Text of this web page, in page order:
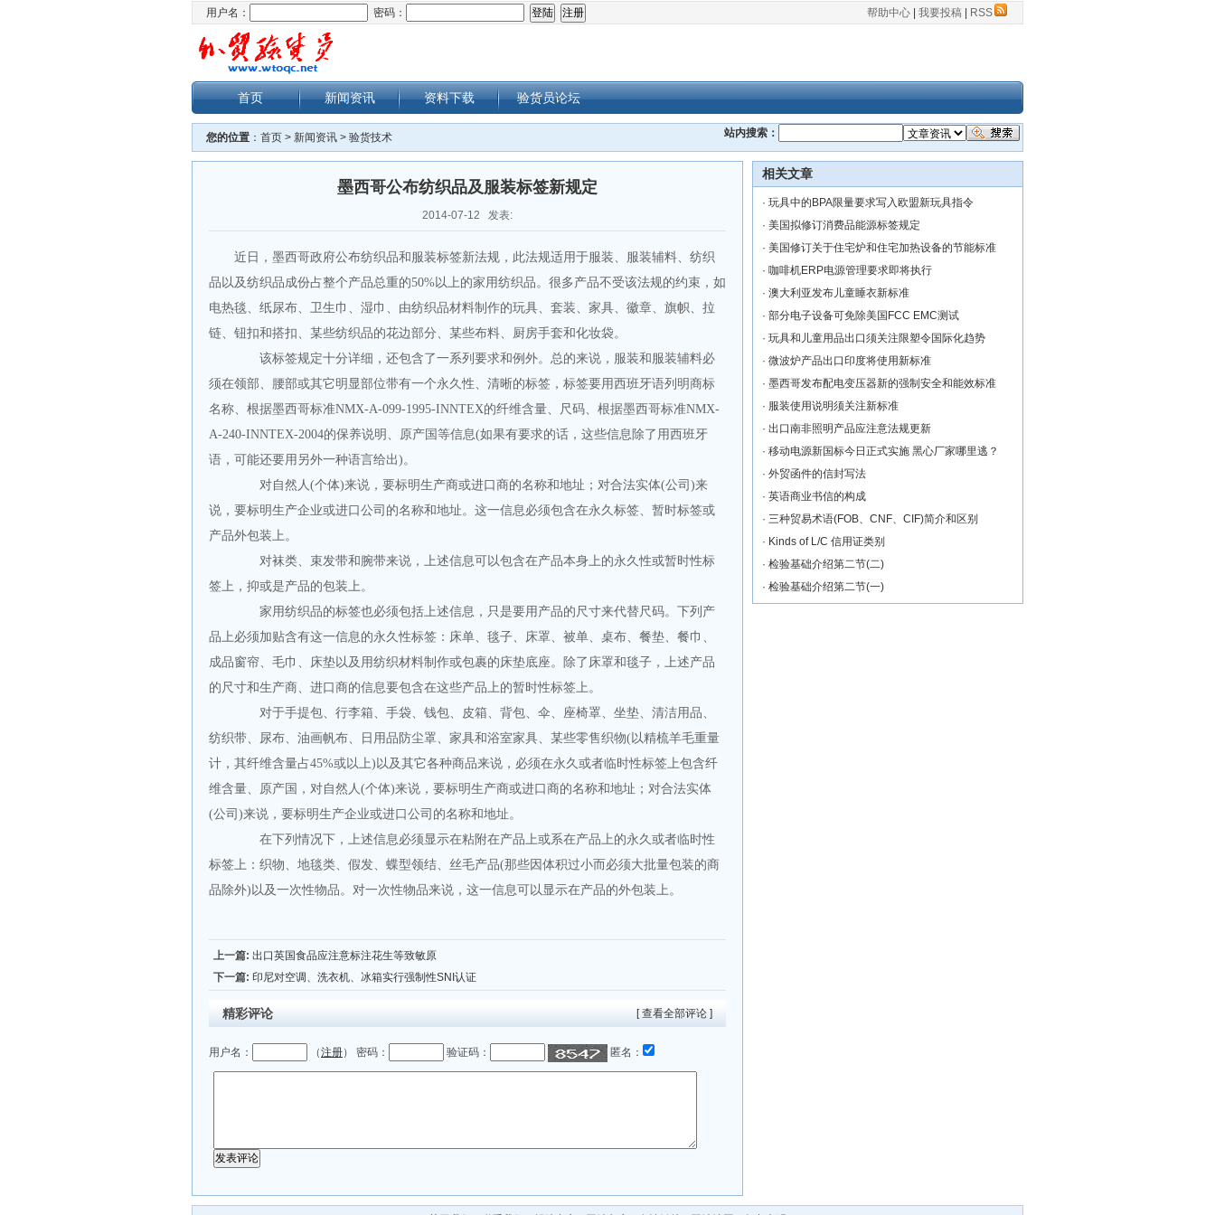
帮助中心 我要投稿 RSS
用户名： 密码：
首页 新闻资讯 资料下载 验货员论坛
您的位置 ： 首页 > 新闻资讯 > 验货技术 站内搜索：
墨西哥公布纺织品及服装标签新规定
2014-07-12 发表:
近日，墨西哥政府公布纺织品和服装标签新法规，此法规适用于服装、服装辅料、纺织
品以及纺织品成份占整个产品总重的50%以上的家用纺织品。很多产品不受该法规的约束，如
电热毯、纸尿布、卫生巾、湿巾、由纺织品材料制作的玩具、套装、家具、徽章、旗帜、拉
链、钮扣和搭扣、某些纺织品的花边部分、某些布料、厨房手套和化妆袋。
该标签规定十分详细，还包含了一系列要求和例外。总的来说，服装和服装辅料必
须在领部、腰部或其它明显部位带有一个永久性、清晰的标签，标签要用西班牙语列明商标
名称、根据墨西哥标准NMX-A-099-1995-INNTEX的纤维含量、尺码、根据墨西哥标准NMX-
A-240-INNTEX-2004的保养说明、原产国等信息(如果有要求的话，这些信息除了用西班牙
语，可能还要用另外一种语言给出)。
对自然人(个体)来说，要标明生产商或进口商的名称和地址；对合法实体(公司 )来
说，要标明生产企业或进口公司的名称和地址。这一信息必须包含在永久标签、暂时标签或
产品外包装上。
对袜类、束发带和腕带来说，上述信息可以包含在产品本身上的永久性或暂时性标
签上，抑或是产品的包装上。
家用纺织品的标签也必须包括上述信息，只是要用产品的尺寸来代替尺码。下列产
品上必须加贴含有这一信息的永久性标签：床单、毯子、床罩、被单、桌布、餐垫、餐巾、
成品窗帘、毛巾、床垫以及用纺织材料制作或包裹的床垫底座。除了床罩和毯子，上述产品
的尺寸和生产商、进口商的信息要包含在这些产品上的暂时性标签上。
对于手提包、行李箱、手袋、钱包、皮箱、背包、伞、座椅罩、坐垫、清洁用品、
纺织带、尿布、油画帆布、日用品防尘罩、家具和浴室家具、某些零售织物( 以精梳羊毛重量
计，其纤维含量占45%或以上) 以及其它各种商品来说，必须在永久或者临时性标签上包含纤
维含量、原产国，对自然人(个体)来说，要标明生产商或进口商的名称和地址；对合法实体
(公司 )来说，要标明生产企业或进口公司的名称和地址。
在下列情况下，上述信息必须显示在粘附在产品上或系在产品上的永久或者临时性
标签上：织物、地毯类、假发、蝶型领结、丝毛产品(那些因体积过小而必须大批量包装的商
品除外) 以及一次性物品。对一次性物品来说，这一信息可以显示在产品的外包装上。
上一篇: 出口英国食品应注意标注花生等致敏原
下一篇: 印尼对空调、洗衣机、冰箱实行强制性SNI认证
[ 查看全部评论 ]
精彩评论
用户名： （注册） 密码： 验证码： 匿名：
相关文章
· 玩具中的BPA限量要求写入欧盟新玩具指令
· 美国拟修订消费品能源标签规定
· 美国修订关于住宅炉和住宅加热设备的节能标准
· 咖啡机ERP电源管理要求即将执行
· 澳大利亚发布儿童睡衣新标准
· 部分电子设备可免除美国FCC EMC测试
· 玩具和儿童用品出口须关注限塑令国际化趋势
· 微波炉产品出口印度将使用新标准
· 墨西哥发布配电变压器新的强制安全和能效标准
· 服装使用说明须关注新标准
· 出口南非照明产品应注意法规更新
· 移动电源新国标今日正式实施 黑心厂家哪里逃？
· 外贸函件的信封写法
· 英语商业书信的构成
· 三种贸易术语(FOB、CNF、CIF)简介和区别
· Kinds of L/C 信用证类别
· 检验基础介绍第二节(二)
· 检验基础介绍第二节(一)